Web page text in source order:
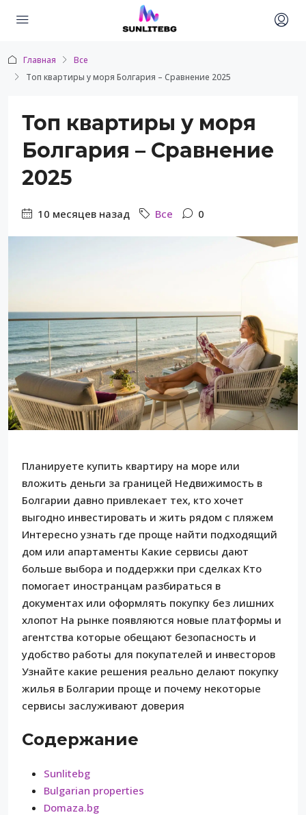
Главная
Все
Топ квартиры у моря Болгария – Сравнение 2025
Топ квартиры у моря
Болгария – Сравнение
2025
10 месяцев назад Все 0
Планируете купить квартиру на море или
вложить деньги за границей Недвижимость в
Болгарии давно привлекает тех, кто хочет
выгодно инвестировать и жить рядом с пляжем
Интересно узнать где проще найти подходящий
дом или апартаменты Какие сервисы дают
больше выбора и поддержки при сделках Кто
помогает иностранцам разбираться в
документах или оформлять покупку без лишних
хлопот На рынке появляются новые платформы и
агентства которые обещают безопасность и
удобство работы для покупателей и инвесторов
Узнайте какие решения реально делают покупку
жилья в Болгарии проще и почему некоторые
сервисы заслуживают доверия
Содержание
Sunlitebg
Bulgarian properties
Domaza.bg